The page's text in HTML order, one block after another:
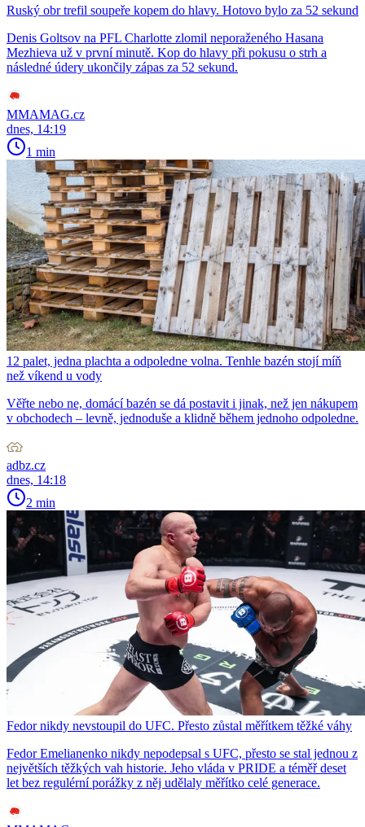
Ruský obr trefil soupeře kopem do hlavy. Hotovo bylo za 52 sekund
Denis Goltsov na PFL Charlotte zlomil neporaženého Hasana
Mezhieva už v první minutě. Kop do hlavy při pokusu o strh a
následné údery ukončily zápas za 52 sekund.
MMAMAG.cz
dnes, 14:19
1 min
12 palet, jedna plachta a odpoledne volna. Tenhle bazén stojí míň
než víkend u vody
Věřte nebo ne, domácí bazén se dá postavit i jinak, než jen nákupem
v obchodech – levně, jednoduše a klidně během jednoho odpoledne.
adbz.cz
dnes, 14:18
2 min
Fedor nikdy nevstoupil do UFC. Přesto zůstal měřítkem těžké váhy
Fedor Emelianenko nikdy nepodepsal s UFC, přesto se stal jednou z
největších těžkých vah historie. Jeho vláda v PRIDE a téměř deset
let bez regulérní porážky z něj udělaly měřítko celé generace.